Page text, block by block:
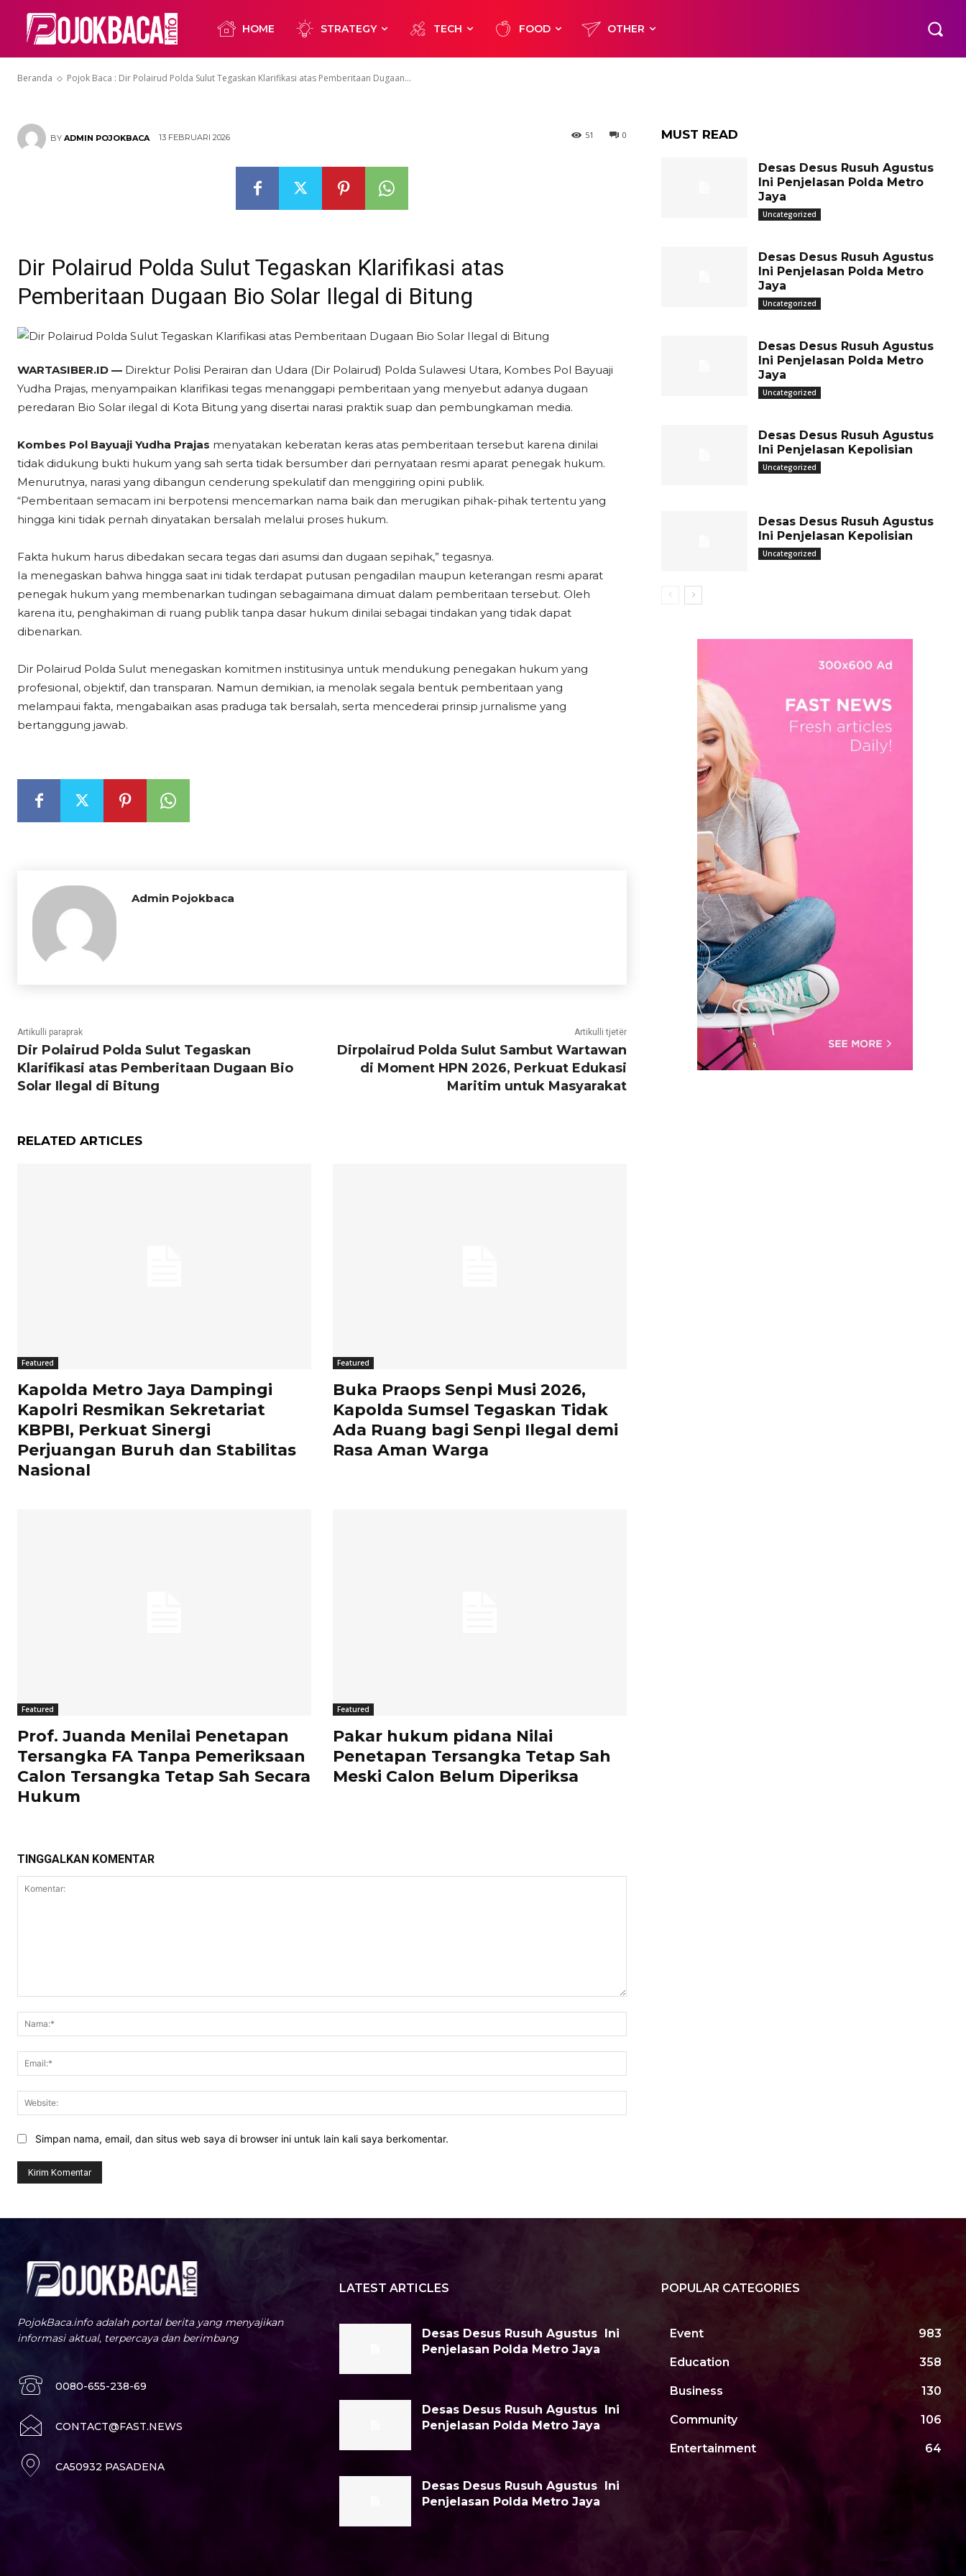
HOME STRATEGY TECH FOOD OTHER
Beranda Pojok Baca : Dir Polairud Polda Sulut Tegaskan Klarifikasi atas Pemberitaan Dugaan...
Ilegal di Bitung
BY ADMIN POJOKBACA 13 FEBRUARI 2026 0
51
Dir Polairud Polda Sulut Tegaskan Klarifikasi atas
Pemberitaan Dugaan Bio Solar Ilegal di Bitung
WARTASIBER.ID — Direktur Polisi Perairan dan Udara (Dir Polairud) Polda Sulawesi Utara, Kombes Pol Bayuaji
Yudha Prajas, menyampaikan klarifikasi tegas menanggapi pemberitaan yang menyebut adanya dugaan
peredaran Bio Solar ilegal di Kota Bitung yang disertai narasi praktik suap dan pembungkaman media.
Kombes Pol Bayuaji Yudha Prajas menyatakan keberatan keras atas pemberitaan tersebut karena dinilai
tidak didukung bukti hukum yang sah serta tidak bersumber dari pernyataan resmi aparat penegak hukum.
Menurutnya, narasi yang dibangun cenderung spekulatif dan menggiring opini publik.
“Pemberitaan semacam ini berpotensi mencemarkan nama baik dan merugikan pihak-pihak tertentu yang
hingga kini tidak pernah dinyatakan bersalah melalui proses hukum.
Fakta hukum harus dibedakan secara tegas dari asumsi dan dugaan sepihak,” tegasnya.
Ia menegaskan bahwa hingga saat ini tidak terdapat putusan pengadilan maupun keterangan resmi aparat
penegak hukum yang membenarkan tudingan sebagaimana dimuat dalam pemberitaan tersebut. Oleh
karena itu, penghakiman di ruang publik tanpa dasar hukum dinilai sebagai tindakan yang tidak dapat
dibenarkan.
Dir Polairud Polda Sulut menegaskan komitmen institusinya untuk mendukung penegakan hukum yang
profesional, objektif, dan transparan. Namun demikian, ia menolak segala bentuk pemberitaan yang
melampaui fakta, mengabaikan asas praduga tak bersalah, serta mencederai prinsip jurnalisme yang
bertanggung jawab.
Admin Pojokbaca
Artikulli paraprak
Dir Polairud Polda Sulut Tegaskan
Klarifikasi atas Pemberitaan Dugaan Bio
Solar Ilegal di Bitung
Artikulli tjetër
Dirpolairud Polda Sulut Sambut Wartawan
di Moment HPN 2026, Perkuat Edukasi
Maritim untuk Masyarakat
RELATED ARTICLES
Featured
Kapolda Metro Jaya Dampingi
Kapolri Resmikan Sekretariat
KBPBI, Perkuat Sinergi
Perjuangan Buruh dan Stabilitas
Nasional
Featured
Buka Praops Senpi Musi 2026,
Kapolda Sumsel Tegaskan Tidak
Ada Ruang bagi Senpi Ilegal demi
Rasa Aman Warga
Featured
Prof. Juanda Menilai Penetapan
Tersangka FA Tanpa Pemeriksaan
Calon Tersangka Tetap Sah Secara
Hukum
Featured
Pakar hukum pidana Nilai
Penetapan Tersangka Tetap Sah
Meski Calon Belum Diperiksa
TINGGALKAN KOMENTAR
Simpan nama, email, dan situs web saya di browser ini untuk lain kali saya berkomentar.
MUST READ
Desas Desus Rusuh Agustus
Ini Penjelasan Polda Metro
Jaya
Uncategorized
Desas Desus Rusuh Agustus
Ini Penjelasan Polda Metro
Jaya
Uncategorized
Desas Desus Rusuh Agustus
Ini Penjelasan Polda Metro
Jaya
Uncategorized
Desas Desus Rusuh Agustus
Ini Penjelasan Kepolisian
Uncategorized
Desas Desus Rusuh Agustus
Ini Penjelasan Kepolisian
Uncategorized
PojokBaca.info adalah portal berita yang menyajikan
informasi aktual, terpercaya dan berimbang
0080-655-238-69
CONTACT@FAST.NEWS
CA50932 PASADENA
LATEST ARTICLES
Desas Desus Rusuh Agustus Ini
Penjelasan Polda Metro Jaya
Desas Desus Rusuh Agustus Ini
Penjelasan Polda Metro Jaya
Desas Desus Rusuh Agustus Ini
Penjelasan Polda Metro Jaya
POPULAR CATEGORIES
Event 983
Education 358
Business 130
Community 106
Entertainment 64